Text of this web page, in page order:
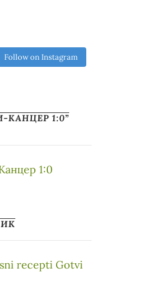
Follow on Instagram
КАНЦЕР 1:0”